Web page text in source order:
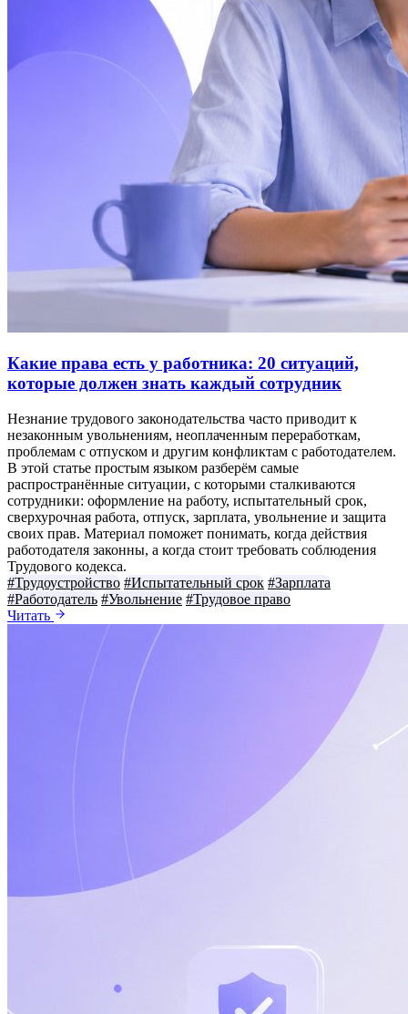
Какие права есть у работника: 20 ситуаций,
которые должен знать каждый сотрудник
Незнание трудового законодательства часто приводит к
незаконным увольнениям, неоплаченным переработкам,
проблемам с отпуском и другим конфликтам с работодателем.
В этой статье простым языком разберём самые
распространённые ситуации, с которыми сталкиваются
сотрудники: оформление на работу, испытательный срок,
сверхурочная работа, отпуск, зарплата, увольнение и защита
своих прав. Материал поможет понимать, когда действия
работодателя законны, а когда стоит требовать соблюдения
Трудового кодекса.
#Трудоустройство #Испытательный срок #Зарплата
#Работодатель #Увольнение #Трудовое право
Читать